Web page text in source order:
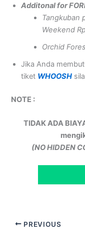
Additonal for
Tangkuban
Weekend
Orchid
Jika Anda
tiket WHOOSH
NOTE :
TIDAK ADA
(NO HIDDEN
PREVIOUS